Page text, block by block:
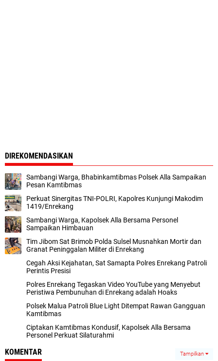
DIREKOMENDASIKAN
Sambangi Warga, Bhabinkamtibmas Polsek Alla Sampaikan
Pesan Kamtibmas
Perkuat Sinergitas TNI-POLRI, Kapolres Kunjungi Makodim
1419/Enrekang
Sambangi Warga, Kapolsek Alla Bersama Personel
Sampaikan Himbauan
Tim Jibom Sat Brimob Polda Sulsel Musnahkan Mortir dan
Granat Peninggalan Militer di Enrekang
Cegah Aksi Kejahatan, Sat Samapta Polres Enrekang Patroli
Perintis Presisi
Polres Enrekang Tegaskan Video YouTube yang Menyebut
Peristiwa Pembunuhan di Enrekang adalah Hoaks
Polsek Malua Patroli Blue Light Ditempat Rawan Gangguan
Kamtibmas
Ciptakan Kamtibmas Kondusif, Kapolsek Alla Bersama
Personel Perkuat Silaturahmi
KOMENTAR Tampilkan